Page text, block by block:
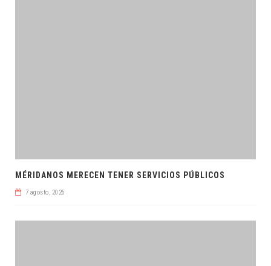
MÉRIDANOS MERECEN TENER SERVICIOS PÚBLICOS
7 agosto, 2026